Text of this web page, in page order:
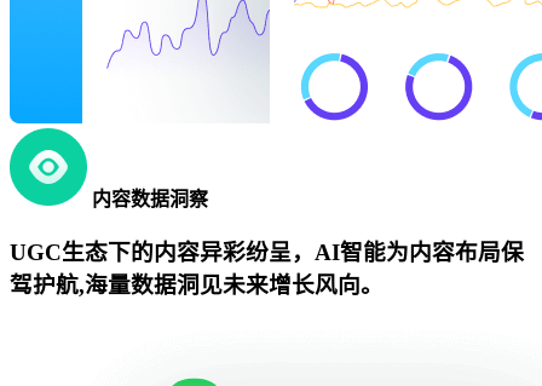
内容数据洞察
UGC生态下的内容异彩纷呈，AI智能为内容布局保
驾护航,海量数据洞见未来增长风向。